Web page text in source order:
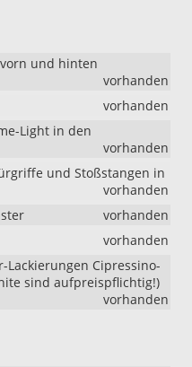
und hinten
vorhanden
vorhanden
Light in den
vorhanden
und Stoßstangen in
vorhanden
vorhanden
vorhanden
Lackierungen Cipressino-
sind aufpreispflichtig!)
vorhanden